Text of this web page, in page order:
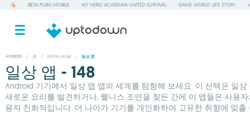
BETA PUBG MOBILE MY HERO ACADEMIA UNITED SURVIVAL GAME WORLD: LIFE STORY
ANDROID / 앱 / 라이프스타일 / 일상 앱
일상 앱 - 148
Android 기기에서 일상 앱 앱의 세계를 탐험해 보세요. 이 선택은 일
새로운 요리를 발견하거나, 웰니스 조언을 찾든 간에 이 앱들은 사용
용자 친화적입니다. 더 나아가 기기를 개인화하여 고유한 취향에 맞